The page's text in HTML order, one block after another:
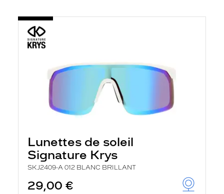
Lunettes de soleil
Signature Krys
SKJ2409-A 012 BLANC BRILLANT
29,00 €